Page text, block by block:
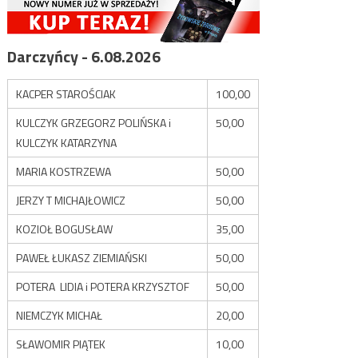
Darczyńcy - 6.08.2026
KACPER STAROŚCIAK
100,00
KULCZYK GRZEGORZ POLIŃSKA i
KULCZYK KATARZYNA
50,00
MARIA KOSTRZEWA
50,00
JERZY T MICHAJŁOWICZ
50,00
KOZIOŁ BOGUSŁAW
35,00
PAWEŁ ŁUKASZ ZIEMIAŃSKI
50,00
POTERA LIDIA i POTERA KRZYSZTOF
50,00
NIEMCZYK MICHAŁ
20,00
SŁAWOMIR PIĄTEK
10,00